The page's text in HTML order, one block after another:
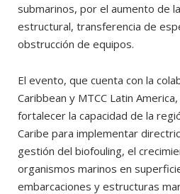
submarinos, por el aumento de
estructural, transferencia de
obstrucción de equipos.
El evento, que cuenta con la
Caribbean y MTCC Latin
fortalecer la capacidad de la
Caribe para implementar
gestión del biofouling, el
organismos marinos en
embarcaciones y estructuras